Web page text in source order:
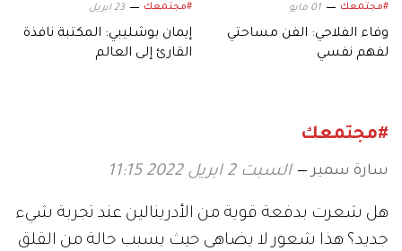
#مجتمعك 01 مايو
وفاء الفلاحي: الفن مساحتي
لفهم نفسي
#مجتمعك 23 ابريل
إيمان بوشليبي: المكتبة نافذة
القارئ إلى العالم
#مجتمعك
سارة سمير السبت 2 ابريل 2022 11:15
هل شعرت بدفعة قوية من الأدرينالين عند تجربة شيء
جديد؟ هذا شعور لا يضاهى حيث يسبب حالة من القلق